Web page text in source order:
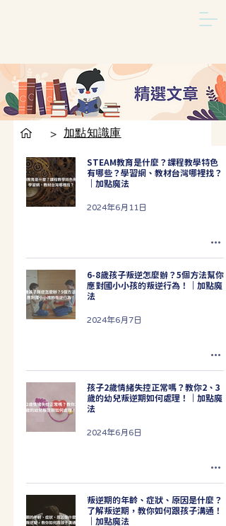
> 加點知識庫
STEAM教育是什麼？課程教學特色
有哪些？學習網、教材台灣哪裡找？
｜加點魔法
2024年6月11日
6-8歲孩子叛逆怎麼辦？5個方法幫你
應對國小小孩的叛逆行為！｜加點魔
法
2024年6月7日
孩子2歲情緒失控正常嗎？教你2、3
歲的幼兒叛逆期如何處理！｜加點魔
法
2024年6月6日
叛逆期的年齡、症狀、原因是什麼？
了解叛逆期，教你如何跟孩子溝通！
｜加點魔法